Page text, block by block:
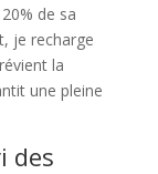
de sa
je recharge
la
une pleine
des